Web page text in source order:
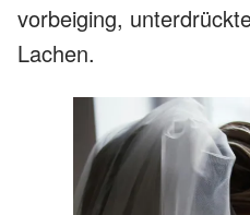
vorbeiging,
Lachen.